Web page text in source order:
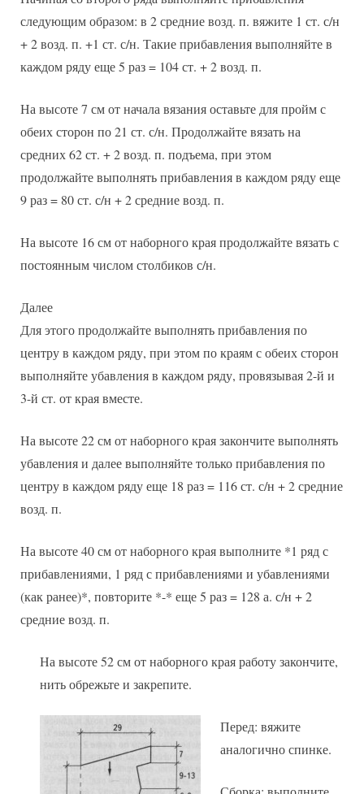
следующим образом: в 2 средние возд. п. вяжите 1 ст. с/н
+ 2 возд. п. +1 ст. с/н. Такие прибавления выполняйте в
каждом ряду еще 5 раз = 104 ст. + 2 возд. п.
На высоте 7 см от начала вязания оставьте для пройм с
обеих сторон по 21 ст. с/н. Продолжайте вязать на
средних 62 ст. + 2 возд. п. подъема, при этом
продолжайте выполнять прибавления в каждом ряду еще
9 раз = 80 ст. с/н + 2 средние возд. п.
На высоте 16 см от наборного края продолжайте вязать с
постоянным числом столбиков с/н.
Далее
Для этого продолжайте выполнять прибавления по
центру в каждом ряду, при этом по краям с обеих сторон
выполняйте убавления в каждом ряду, провязывая 2-й и
3-й ст. от края вместе.
На высоте 22 см от наборного края закончите выполнять
убавления и далее выполняйте только прибавления по
центру в каждом ряду еще 18 раз = 116 ст. с/н + 2 средние
возд. п.
На высоте 40 см от наборного края выполните *1 ряд с
прибавлениями, 1 ряд с прибавлениями и убавлениями
(как ранее)*, повторите *-* еще 5 раз = 128 а. с/н + 2
средние возд. п.
На высоте 52 см от наборного края работу закончите,
нить обрежьте и закрепите.
Перед: вяжите
аналогично спинке.